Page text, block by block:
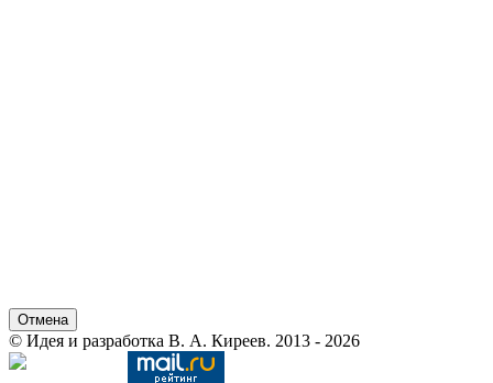
Отмена
© Идея и разработка В. А. Киреев. 2013 - 2026